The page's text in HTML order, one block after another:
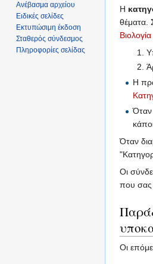
Η
θέματα.
Βιολογία
Η
Όταν
Όταν
Οι
που σας
Οι
Ανέβασμα αρχείου
Ειδικές σελίδες
Εκτυπώσιμη έκδοση
Σταθερός σύνδεσμος
Πληροφορίες σελίδας